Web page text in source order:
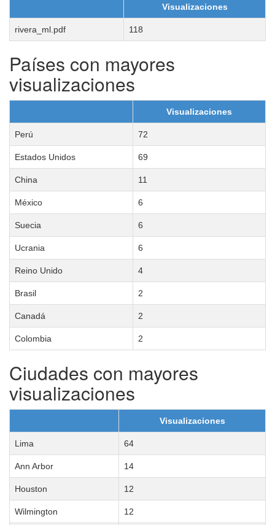
Visualizaciones
rivera_ml.pdf 118
Países con mayores
visualizaciones
Visualizaciones
Perú 72
Estados Unidos 69
China 11
México 6
Suecia 6
Ucrania 6
Reino Unido 4
Brasil 2
Canadá 2
Colombia 2
Ciudades con mayores
visualizaciones
Visualizaciones
Lima 64
Ann Arbor 14
Houston 12
Wilmington 12